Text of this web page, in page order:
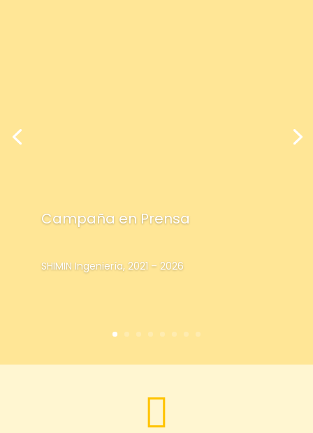
Campaña en Prensa
SHIMIN Ingeniería, 2021 – 2026
